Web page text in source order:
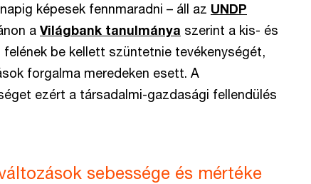
képesek fennmaradni – áll az UNDP
a Világbank tanulmánya szerint a kis- és
be kellett szüntetnie tevékenységét,
forgalma meredeken esett. A
ezért a társadalmi-gazdasági fellendülés
sebessége és mértéke